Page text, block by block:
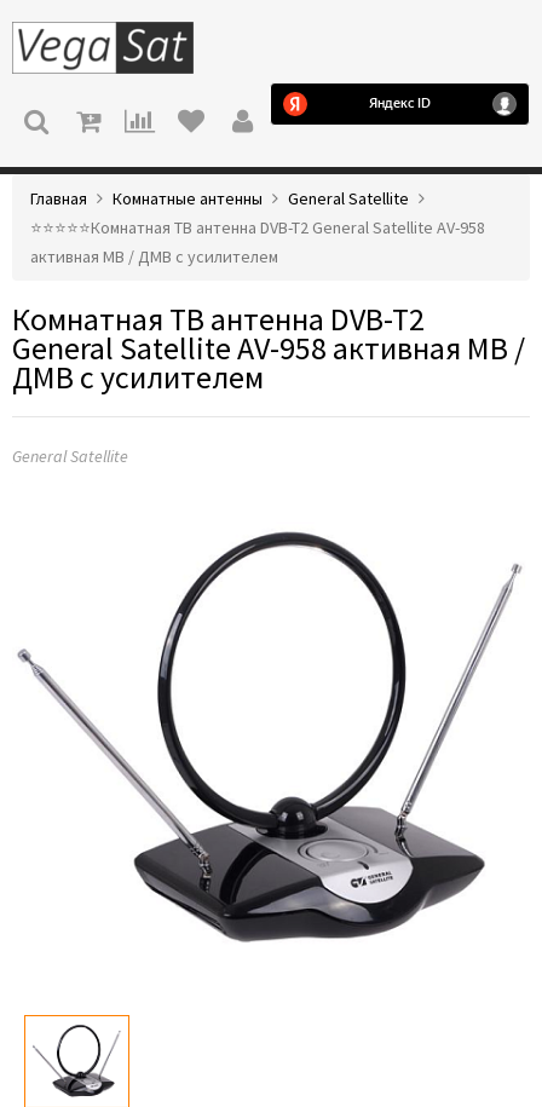
МЕНЮ
Главная Комнатные антенны
General Satellite
⭐️⭐️⭐️⭐️⭐️Комнатная ТВ антенна DVB-T2 General Satellite AV-958
активная МВ / ДМВ с усилителем
Комнатная ТВ антенна DVB-T2
General Satellite AV-958 активная МВ /
ДМВ с усилителем
General Satellite